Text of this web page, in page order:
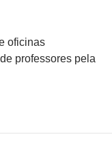
oficinas
professores pela